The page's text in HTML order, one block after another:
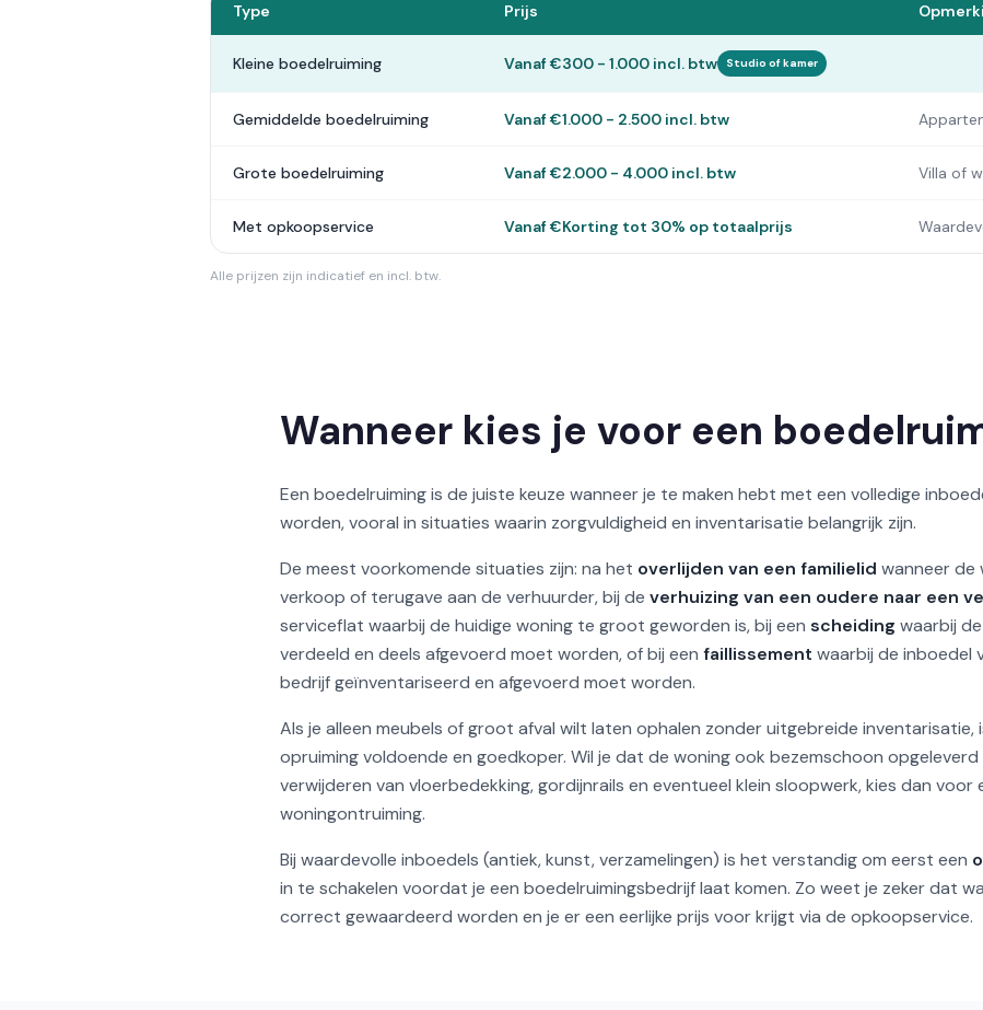
Type Prijs
Kleine boedelruiming Vanaf €300 - 1.000 incl. btw Studio of kamer
Gemiddelde boedelruiming Vanaf €1.000 - 2.500 incl. btw
Grote boedelruiming Vanaf €2.000 - 4.000 incl. btw Villa of
Met opkoopservice Vanaf €Korting tot 30% op totaalprijs
Alle prijzen zijn indicatief en incl. btw.
Wanneer kies je voor een
Een boedelruiming is de juiste keuze wanneer je te maken hebt met een volledige
worden, vooral in situaties waarin zorgvuldigheid en inventarisatie belangrijk zijn.
De meest voorkomende situaties zijn: na het overlijden van een familielid wanneer de
verkoop of terugave aan de verhuurder, bij de verhuizing van een oudere naar een
serviceflat waarbij de huidige woning te groot geworden is, bij een scheiding waarbij
verdeeld en deels afgevoerd moet worden, of bij een faillissement waarbij de inboedel
bedrijf geïnventariseerd en afgevoerd moet worden.
Als je alleen meubels of groot afval wilt laten ophalen zonder uitgebreide inventarisatie,
opruiming voldoende en goedkoper. Wil je dat de woning ook bezemschoon
verwijderen van vloerbedekking, gordijnrails en eventueel klein sloopwerk, kies dan voor
woningontruiming.
Bij waardevolle inboedels (antiek, kunst, verzamelingen) is het verstandig om eerst een
in te schakelen voordat je een boedelruimingsbedrijf laat komen. Zo weet je zeker dat
correct gewaardeerd worden en je er een eerlijke prijs voor krijgt via de opkoopservice.